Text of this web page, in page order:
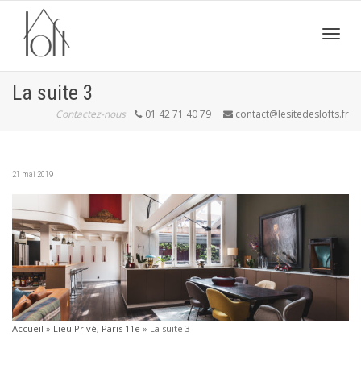
La suite 3
Contactez-nous 01 42 71 40 79 contact@lesitedeslofts.fr
21 mai 2019
Accueil » Lieu Privé, Paris 11e » La suite 3